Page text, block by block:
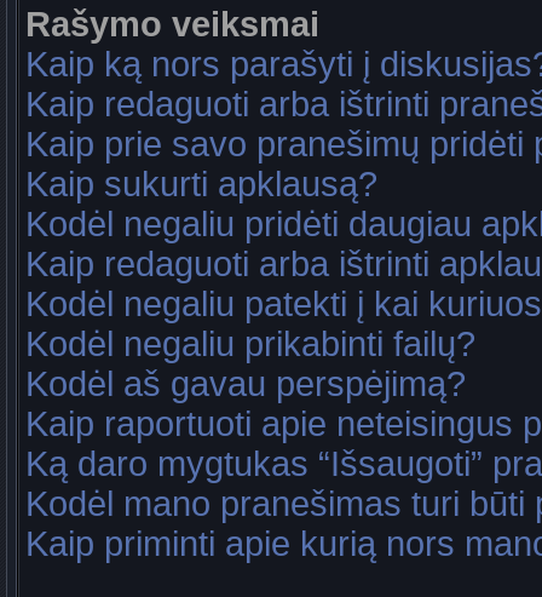
Rašymo veiksmai
Kaip ką nors parašyti į
Kaip redaguoti arba ištrinti
Kaip prie savo pranešimų pridėti
Kaip sukurti apklausą?
Kodėl negaliu pridėti daugiau
Kaip redaguoti arba ištrinti
Kodėl negaliu patekti į kai
Kodėl negaliu prikabinti failų?
Kodėl aš gavau perspėjimą?
Kaip raportuoti apie neteisingus
Ką daro mygtukas “Išsaugoti”
Kodėl mano pranešimas turi būti
Kaip priminti apie kurią nors